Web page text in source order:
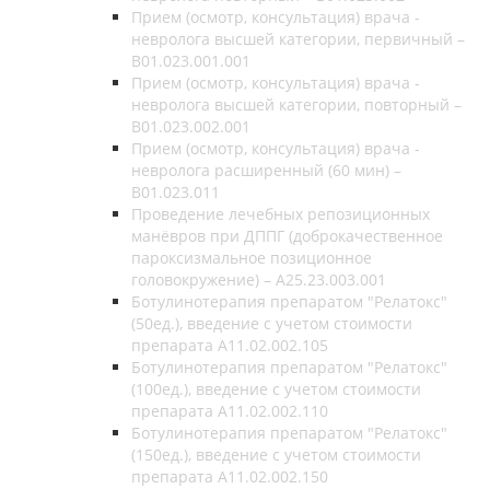
Прием (осмотр, консультация) врача -
невролога высшей категории, первичный –
B01.023.001.001
Прием (осмотр, консультация) врача -
невролога высшей категории, повторный –
B01.023.002.001
Прием (осмотр, консультация) врача -
невролога расширенный (60 мин) –
B01.023.011
Проведение лечебных репозиционных
манёвров при ДППГ (доброкачественное
пароксизмальное позиционное
головокружение) – A25.23.003.001
Ботулинотерапия препаратом "Релатокс"
(50ед.), введение с учетом стоимости
препарата А11.02.002.105
Ботулинотерапия препаратом "Релатокс"
(100ед.), введение с учетом стоимости
препарата А11.02.002.110
Ботулинотерапия препаратом "Релатокс"
(150ед.), введение с учетом стоимости
препарата А11.02.002.150